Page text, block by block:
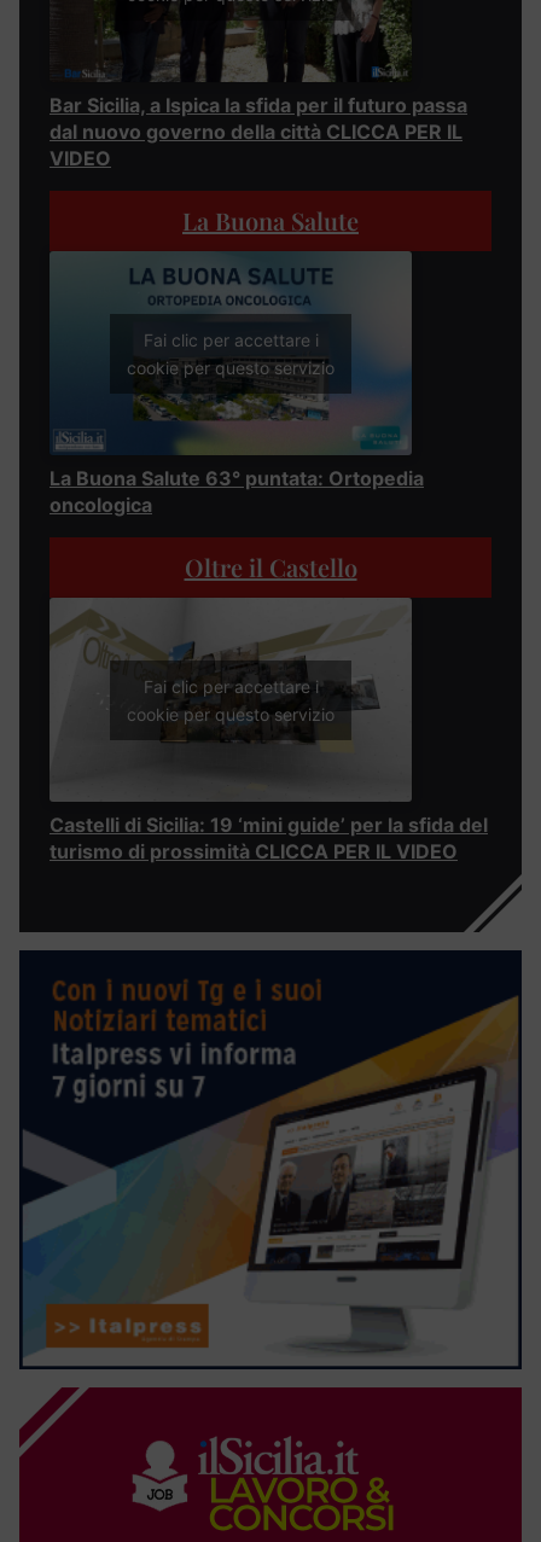
Bar Sicilia, a Ispica la sfida per il futuro passa
dal nuovo governo della città CLICCA PER IL
VIDEO
La Buona Salute
Fai clic per accettare i
cookie per questo servizio
La Buona Salute 63° puntata: Ortopedia
oncologica
Oltre il Castello
Fai clic per accettare i
cookie per questo servizio
Castelli di Sicilia: 19 ‘mini guide’ per la sfida del
turismo di prossimità CLICCA PER IL VIDEO